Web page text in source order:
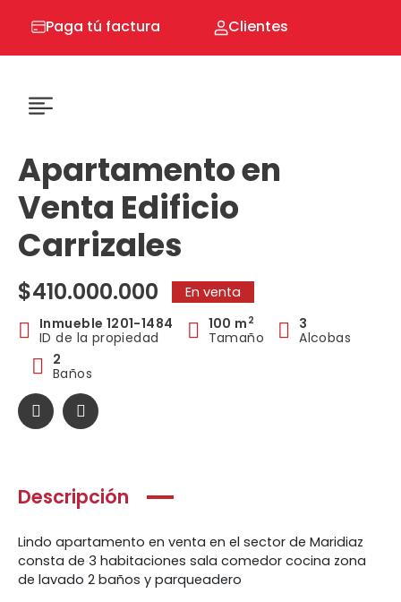
Paga tú factura Clientes
Apartamento en
Venta Edificio
Carrizales
$410.000.000
En venta
Inmueble 1201-1484
ID de la propiedad
100 m 2
Tamaño
3
Alcobas
2
Baños
Descripción
Lindo apartamento en venta en el sector de Maridiaz
consta de 3 habitaciones sala comedor cocina zona
de lavado 2 baños y parqueadero